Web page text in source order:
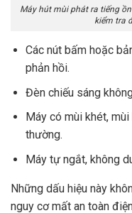
Máy hút mùi phát ra tiếng
kiểm tra
Các nút bấm hoặc
phản hồi.
Đèn chiếu sáng
Máy có mùi khét,
thường.
Máy tự ngắt, không
Những dấu hiệu này
nguy cơ mất an toàn